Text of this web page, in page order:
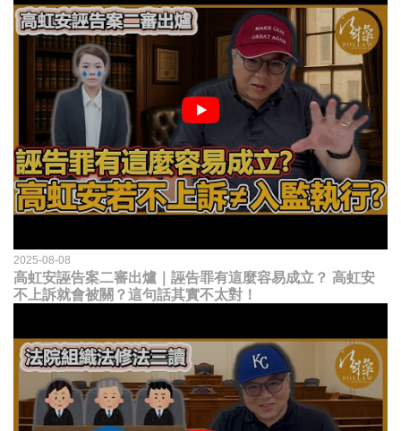
2025-08-08
高虹安誣告案二審出爐｜誣告罪有這麼容易成立？ 高虹安
不上訴就會被關？這句話其實不太對！